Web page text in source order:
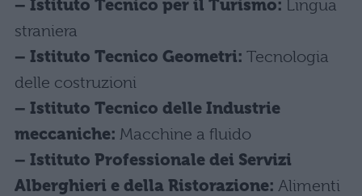
– Istituto Tecnico per il Turismo: Lingua
straniera
– Istituto Tecnico Geometri: Tecnologia
delle costruzioni
– Istituto Tecnico delle Industrie
meccaniche: Macchine a fluido
– Istituto Professionale dei Servizi
Alberghieri e della Ristorazione: Alimenti